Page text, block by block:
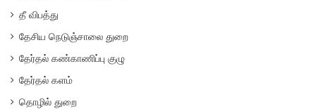
தீ விபத்து
தேசிய நெடுஞ்சாலை துறை
தேர்தல் கண்காணிப்பு குழு
தேர்தல் களம்
தொழில் துறை